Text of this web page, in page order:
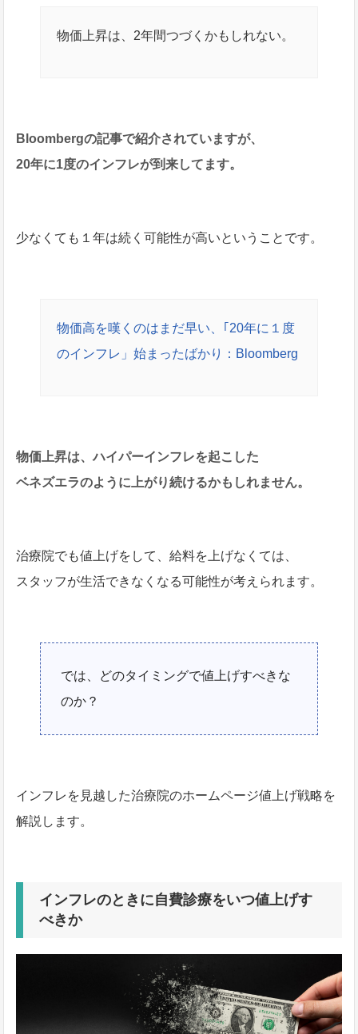
物価上昇は、2年間つづくかもしれない。
Bloombergの記事で紹介されていますが、
20年に1度のインフレが到来してます。
少なくても１年は続く可能性が高いということです。
物価高を嘆くのはまだ早い、｢20年に１度
のインフレ」始まったばかり：Bloomberg
物価上昇は、ハイパーインフレを起こした
ベネズエラのように上がり続けるかもしれません。
治療院でも値上げをして、給料を上げなくては、
スタッフが生活できなくなる可能性が考えられます。
では、どのタイミングで値上げすべきな
のか？
インフレを見越した治療院のホームページ値上げ戦略を
解説します。
インフレのときに自費診療をいつ値上げす
べきか